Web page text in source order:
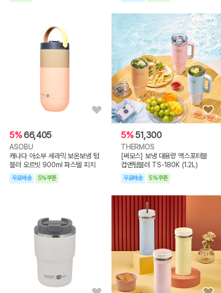
5% 66,405
ASOBU
캐나다 아소부 세라믹 보온보냉 텀
블러 오르빗 900ml 파스텔 피치
무료배송 5%쿠폰
5% 51,300
THERMOS
[써모스] 보냉 대용량 맥스포터블
컵앤텀블러 TS-180K (1.2L)
무료배송 5%쿠폰